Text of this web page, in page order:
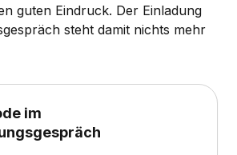
guten Eindruck. Der Einladung
steht damit nichts mehr
im